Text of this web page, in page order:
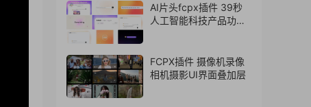
AI片头fcpx插件 39秒
人工智能科技产品功能
FCPX插件 摄像机录像
相机摄影UI界面叠加层